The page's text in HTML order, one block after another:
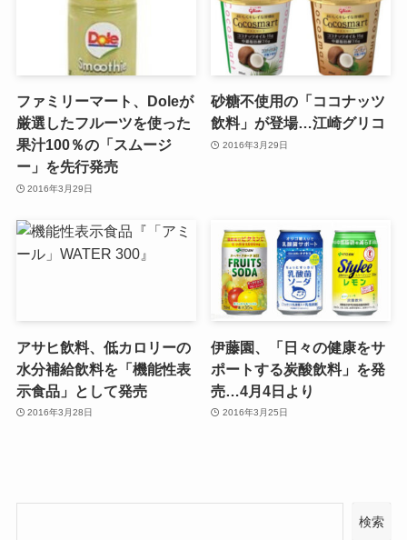
ファミリーマート、Doleが
厳選したフルーツを使った
果汁100％の「スムージ
ー」を先行発売
2016年3月29日
砂糖不使用の「ココナッツ
飲料」が登場…江崎グリコ
2016年3月29日
アサヒ飲料、低カロリーの
水分補給飲料を「機能性表
示食品」として発売
2016年3月28日
伊藤園、「日々の健康をサ
ポートする炭酸飲料」を発
売…4月4日より
2016年3月25日
検索